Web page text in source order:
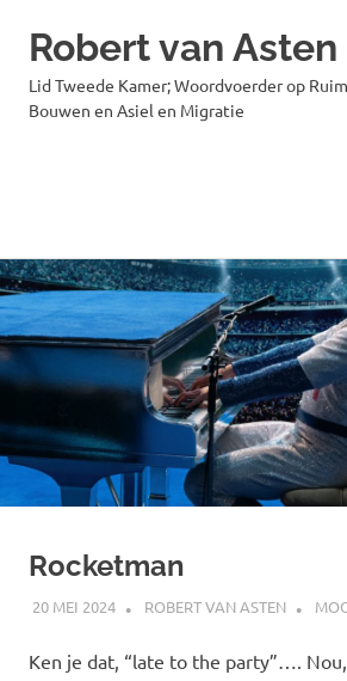
Ga
naar
de
inhoud
Robert van Asten
Lid Tweede Kamer; Woordvoerder op
Bouwen en Asiel en Migratie
Rocketman
20 MEI 2024 ROBERT VAN ASTEN
Ken je dat, “late to the party”….